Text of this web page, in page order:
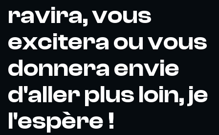
ravira, vous
excitera ou vous
donnera envie
d'aller plus loin, je
l'espère !